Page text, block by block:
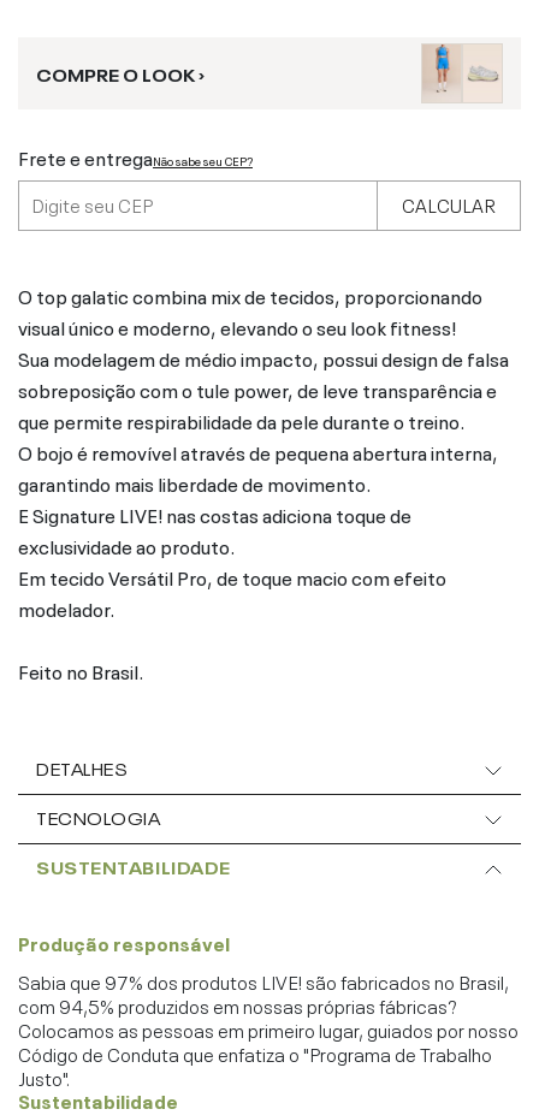
COMPRE O LOOK ›
Frete e entregaNão sabe seu CEP?
CALCULAR
O top galatic combina mix de tecidos, proporcionando
visual único e moderno, elevando o seu look fitness!
Sua modelagem de médio impacto, possui design de falsa
sobreposição com o tule power, de leve transparência e
que permite respirabilidade da pele durante o treino.
O bojo é removível através de pequena abertura interna,
garantindo mais liberdade de movimento.
E Signature LIVE! nas costas adiciona toque de
exclusividade ao produto.
Em tecido Versátil Pro, de toque macio com efeito
modelador.
Feito no Brasil.
DETALHES
TECNOLOGIA
SUSTENTABILIDADE
Produção responsável
Sabia que 97% dos produtos LIVE! são fabricados no Brasil,
com 94,5% produzidos em nossas próprias fábricas?
Colocamos as pessoas em primeiro lugar, guiados por nosso
Código de Conduta que enfatiza o "Programa de Trabalho
Justo".
Sustentabilidade